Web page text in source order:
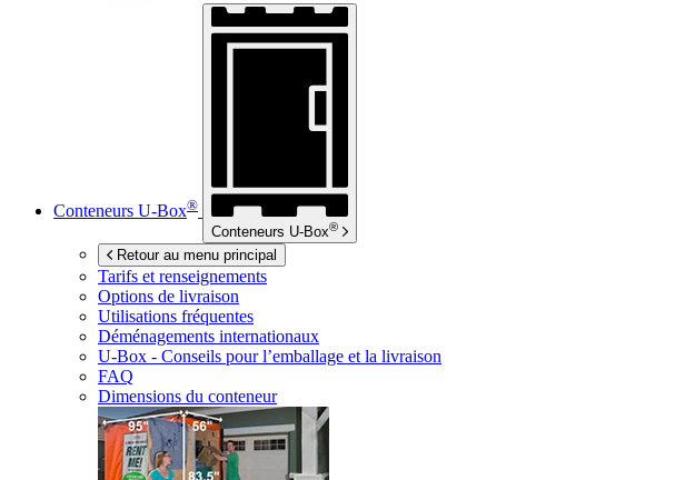
Conteneurs U-Box®
Conteneurs U-Box®
Retour au menu principal
Tarifs et renseignements
Options de livraison
Utilisations fréquentes
Déménagements internationaux
U-Box - Conseils pour l’emballage et la livraison
FAQ
Dimensions du conteneur